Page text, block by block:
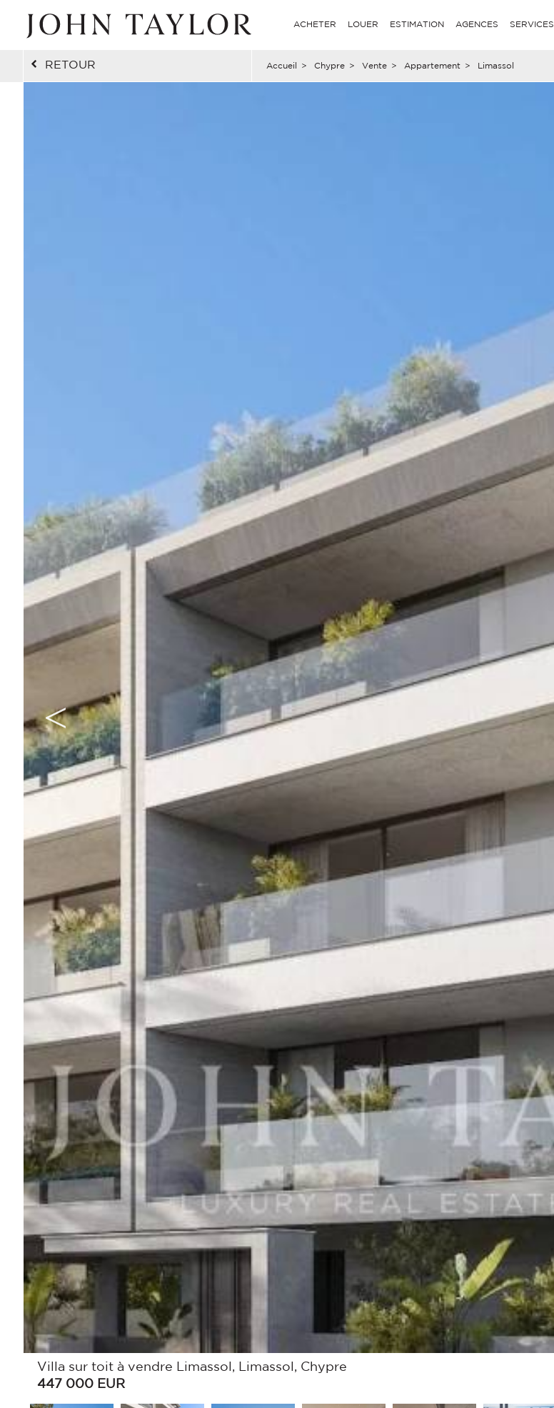
ACHETER LOUER ESTIMATION AGENCES SERVICES
RETOUR Accueil > Chypre > Vente > Appartement > Limassol
Villa sur toit à vendre Limassol, Limassol, Chypre
447 000 EUR